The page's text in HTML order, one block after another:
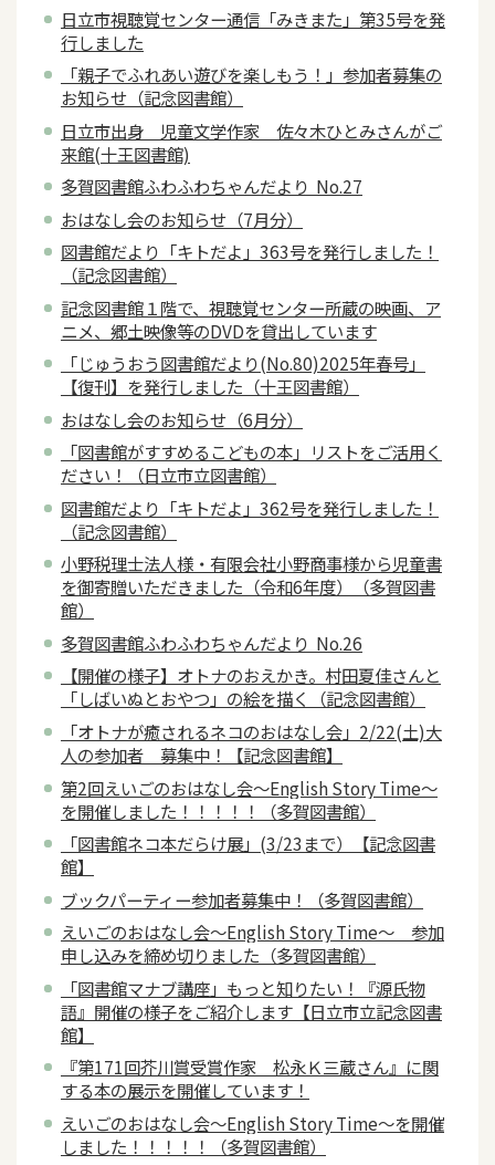
日立市視聴覚センター通信「みきまた」第35号を発
行しました
「親子でふれあい遊びを楽しもう！」参加者募集の
お知らせ（記念図書館）
日立市出身 児童文学作家 佐々木ひとみさんがご
来館(十王図書館)
多賀図書館ふわふわちゃんだより No.27
おはなし会のお知らせ（7月分）
図書館だより「キトだよ」363号を発行しました！
（記念図書館）
記念図書館１階で、視聴覚センター所蔵の映画、ア
ニメ、郷土映像等のDVDを貸出しています
「じゅうおう図書館だより(No.80)2025年春号」
【復刊】を発行しました（十王図書館）
おはなし会のお知らせ（6月分）
「図書館がすすめるこどもの本」リストをご活用く
ださい！（日立市立図書館）
図書館だより「キトだよ」362号を発行しました！
（記念図書館）
小野税理士法人様・有限会社小野商事様から児童書
を御寄贈いただきました（令和6年度）（多賀図書
館）
多賀図書館ふわふわちゃんだより No.26
【開催の様子】オトナのおえかき。村田夏佳さんと
「しばいぬとおやつ」の絵を描く（記念図書館）
「オトナが癒されるネコのおはなし会」2/22(土)大
人の参加者 募集中！【記念図書館】
第2回えいごのおはなし会～English Story Time～
を開催しました！！！！！（多賀図書館）
「図書館ネコ本だらけ展」(3/23まで）【記念図書
館】
ブックパーティー参加者募集中！（多賀図書館）
えいごのおはなし会～English Story Time～ 参加
申し込みを締め切りました（多賀図書館）
「図書館マナブ講座」もっと知りたい！『源氏物
語』開催の様子をご紹介します【日立市立記念図書
館】
『第171回芥川賞受賞作家 松永Ｋ三蔵さん』に関
する本の展示を開催しています！
えいごのおはなし会～English Story Time～を開催
しました！！！！！（多賀図書館）